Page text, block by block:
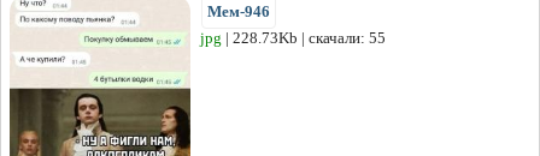
Мем-946
jpg | 228.73Kb | скачали: 55